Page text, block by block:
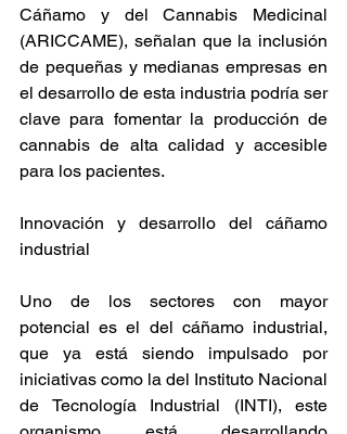
Cáñamo y del Cannabis Medicinal
(ARICCAME), señalan que la inclusión
de pequeñas y medianas empresas en
el desarrollo de esta industria podría ser
clave para fomentar la producción de
cannabis de alta calidad y accesible
para los pacientes​.
Innovación y desarrollo del cáñamo
industrial
Uno de los sectores con mayor
potencial es el del cáñamo industrial,
que ya está siendo impulsado por
iniciativas como la del Instituto Nacional
de Tecnología Industrial (INTI), este